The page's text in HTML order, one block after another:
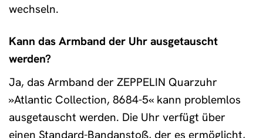
wechseln.
Kann das Armband der Uhr ausgetauscht
werden?
Ja, das Armband der ZEPPELIN Quarzuhr
»Atlantic Collection, 8684-5« kann problemlos
ausgetauscht werden. Die Uhr verfügt über
einen Standard-Bandanstoß, der es ermöglicht,